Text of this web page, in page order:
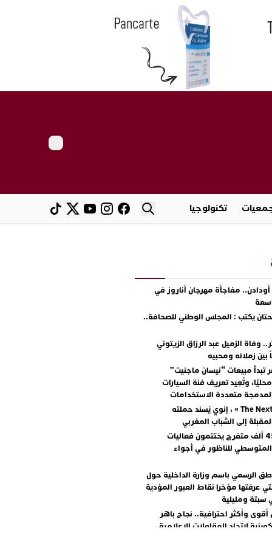
تكنولوجيا
مفاجأة مهرجان أناروز في
يكتب : المجلس الوطني للصحافة..
وفاة الزميل عبد الرزاق الزيتوني
بين زملائه ومحبيه
تبدأ مبيعات “نيسان ماجنيت”
وتُعِيد تعريف فئة السيارات
متعددة الاستخدامات
مع « The Next Ad » ، إنوي يُسند حملته
إلى الشباب المغربي
أكثر من 45 ألف متفرج يختتمون فعاليات
المتوسطي للناظور في أجواء
الرسمي باسم وزارة الداخلية حول
عرفتها مؤخرا نقاط العبور المؤدية
سبتة ومليلية
أقوى وأكثر احترافية.. نجاح باهر
لاتحاد المقاولات الإعلامية